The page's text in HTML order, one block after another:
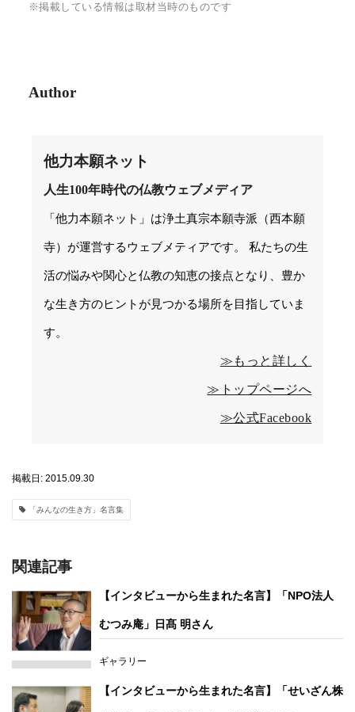
※掲載している情報は取材当時のものです
Author
他力本願ネット
人生100年時代の仏教ウェブメディア
「他力本願ネット」は浄土真宗本願寺派（西本願
寺）が運営するウェブメティアです。 私たちの生
活の悩みや関心と仏教の知恵の接点となり、豊か
な生き方のヒントが見つかる場所を目指していま
す。
≫もっと詳しく
≫トップページへ
≫公式Facebook
掲載日: 2015.09.30
「みんなの生き方」名言集
関連記事
【インタビューから生まれた名言】「NPO法人
むつみ庵」日髙 明さん
ギャラリー
【インタビューから生まれた名言】「せいざん株